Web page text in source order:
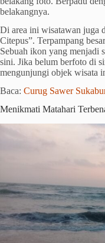
belakangnya.
Di area ini wisatawan juga
Citepus”. Terpampang
Sebuah ikon yang menjadi
sini. Jika belum berfoto di
mengunjungi objek wisata
Baca: Curug Sawer
Menikmati Matahari